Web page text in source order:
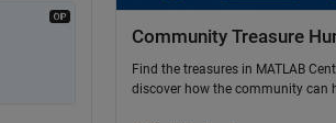
Community Treasure
Find the treasures in MATLAB
discover how the community can